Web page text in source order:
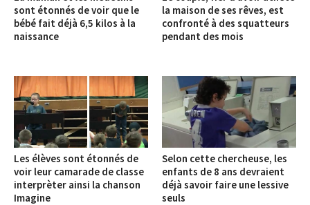
sont étonnés de voir que le
bébé fait déjà 6,5 kilos à la
naissance
la maison de ses rêves, est
confronté à des squatteurs
pendant des mois
Les élèves sont étonnés de
voir leur camarade de classe
interprèter ainsi la chanson
Imagine
Selon cette chercheuse, les
enfants de 8 ans devraient
déjà savoir faire une lessive
seuls